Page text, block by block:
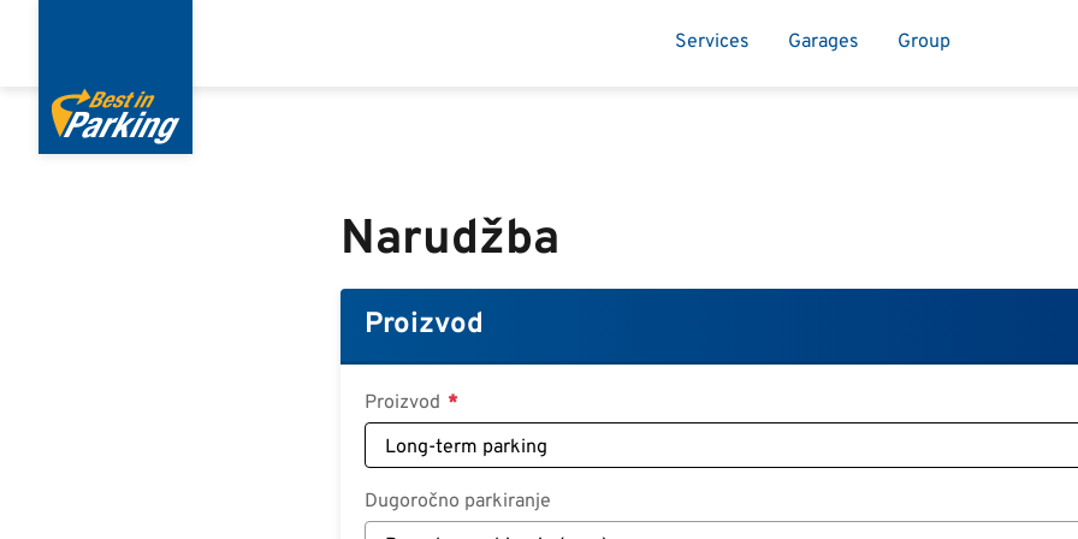
sadržaj
Services Garages Group
Narudžba
Proizvod
Proizvod
Dugoročno parkiranje